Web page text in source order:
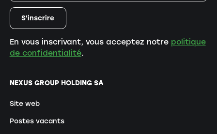
NEXUS GROUP HOLDING SA
Site web
Postes vacants
En vous inscrivant, vous acceptez notre politique
de confidentialité.